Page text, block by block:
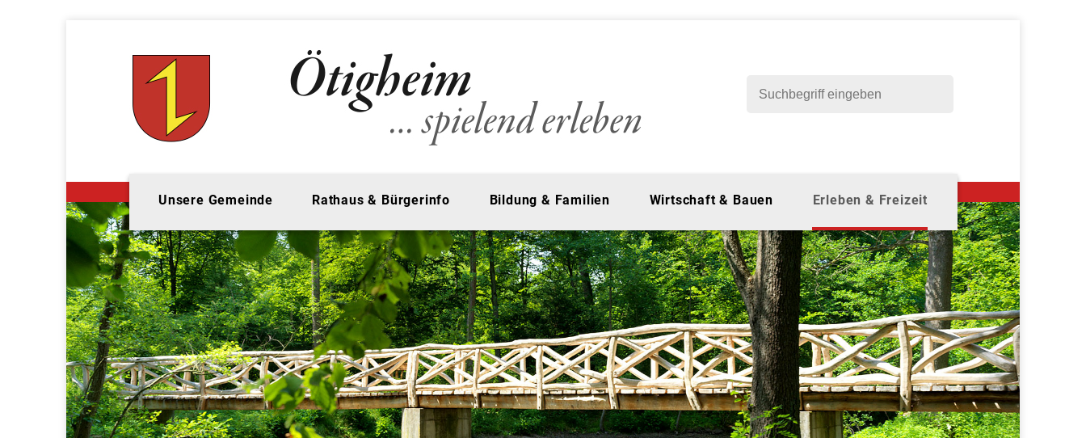
Unsere Gemeinde Rathaus & Bürgerinfo Bildung & Familien Wirtschaft & Bauen Erleben & Freizeit